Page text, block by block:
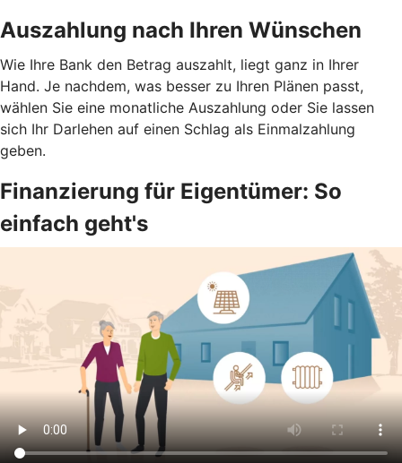
Auszahlung nach Ihren Wünschen
Wie Ihre Bank den Betrag auszahlt, liegt ganz in Ihrer
Hand. Je nachdem, was besser zu Ihren Plänen passt,
wählen Sie eine monatliche Auszahlung oder Sie lassen
sich Ihr Darlehen auf einen Schlag als Einmalzahlung
geben.
Finanzierung für Eigentümer: So
einfach geht's